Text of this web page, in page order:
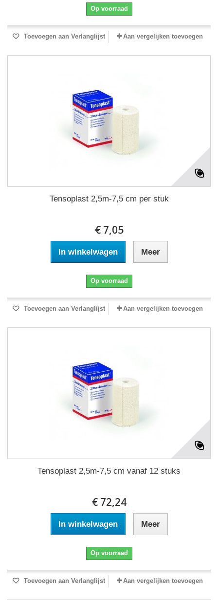
Op voorraad
Toevoegen aan Verlanglijst Aan vergelijken toevoegen
Tensoplast 2,5m-7,5 cm per stuk
€ 7,05
In winkelwagen Meer
Op voorraad
Toevoegen aan Verlanglijst Aan vergelijken toevoegen
Tensoplast 2,5m-7,5 cm vanaf 12 stuks
€ 72,24
In winkelwagen Meer
Op voorraad
Toevoegen aan Verlanglijst Aan vergelijken toevoegen